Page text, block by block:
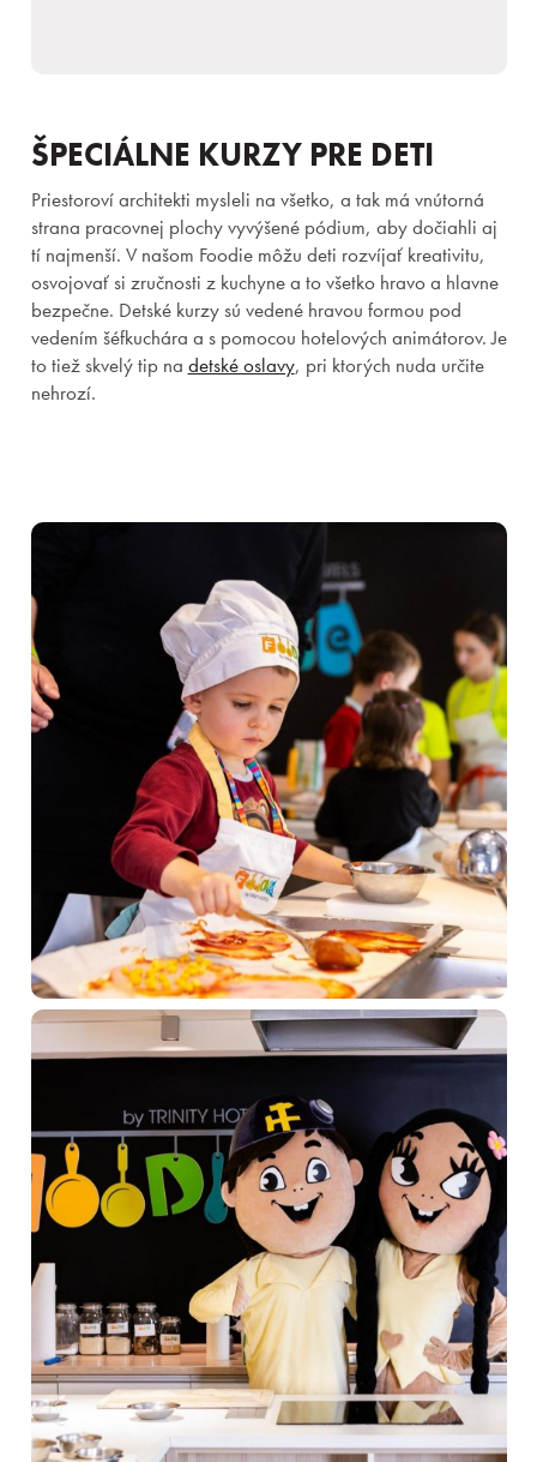
Pobyty
Zážitky pre deti
Priestory a služby
ŠPECIÁLNE KURZY PRE DETI
Priestoroví architekti mysleli na všetko, a tak má vnútorná
strana pracovnej plochy vyvýšené pódium, aby dočiahli aj
tí najmenší. V našom Foodie môžu deti rozvíjať kreativitu,
osvojovať si zručnosti z kuchyne a to všetko hravo a hlavne
bezpečne. Detské kurzy sú vedené hravou formou pod
vedením šéfkuchára a s pomocou hotelových animátorov. Je
to tiež skvelý tip na detské oslavy, pri ktorých nuda určite
nehrozí.